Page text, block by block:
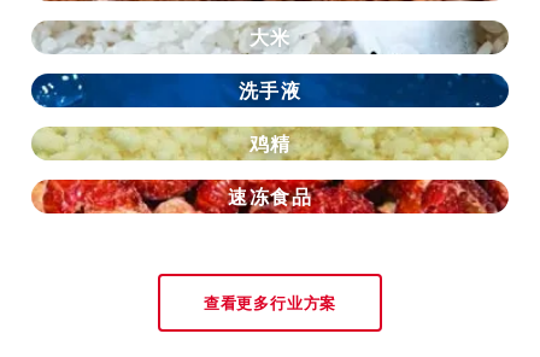
大米
洗手液
鸡精
速冻食品
查看更多行业方案